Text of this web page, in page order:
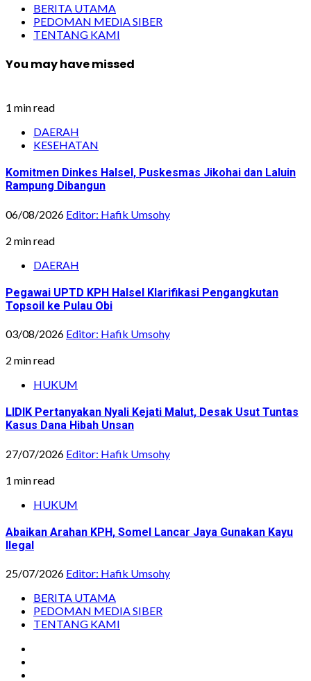
BERITA UTAMA
PEDOMAN MEDIA SIBER
TENTANG KAMI
You may have missed
1 min read
DAERAH
KESEHATAN
Komitmen Dinkes Halsel, Puskesmas Jikohai dan Laluin
Rampung Dibangun
06/08/2026 Editor: Hafik Umsohy
2 min read
DAERAH
Pegawai UPTD KPH Halsel Klarifikasi Pengangkutan
Topsoil ke Pulau Obi
03/08/2026 Editor: Hafik Umsohy
2 min read
HUKUM
LIDIK Pertanyakan Nyali Kejati Malut, Desak Usut Tuntas
Kasus Dana Hibah Unsan
27/07/2026 Editor: Hafik Umsohy
1 min read
HUKUM
Abaikan Arahan KPH, Somel Lancar Jaya Gunakan Kayu
Ilegal
25/07/2026 Editor: Hafik Umsohy
BERITA UTAMA
PEDOMAN MEDIA SIBER
TENTANG KAMI